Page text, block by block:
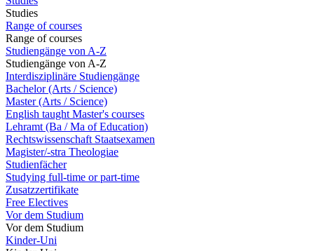
Studies
Range of courses
Range of courses
Studiengänge von A-Z
Studiengänge von A-Z
Interdisziplinäre Studiengänge
Bachelor (Arts / Science)
Master (Arts / Science)
English taught Master's courses
Lehramt (Ba / Ma of Education)
Rechtswissenschaft Staatsexamen
Magister/-stra Theologiae
Studienfächer
Studying full-time or part-time
Zusatzzertifikate
Free Electives
Vor dem Studium
Vor dem Studium
Kinder-Uni